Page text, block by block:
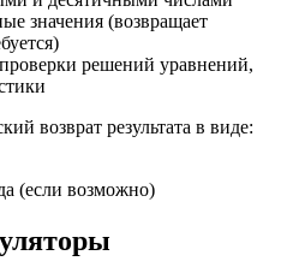
значения (возвращает
решений уравнений,
возврат результата в виде:
(если возможно)